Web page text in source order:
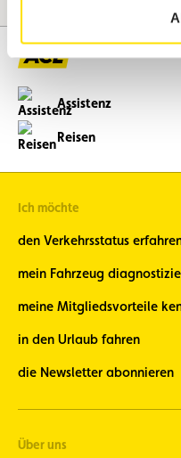
Assistenz
Reisen
Ich möchte
den Verkehrsstatus
mein Fahrzeug
meine Mitgliedsvorteile
in den Urlaub fahren
die Newsletter abonnieren
Über uns